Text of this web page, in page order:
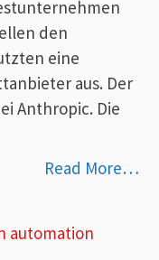
den
eine
aus. Der
Anthropic. Die
Read More…
automation